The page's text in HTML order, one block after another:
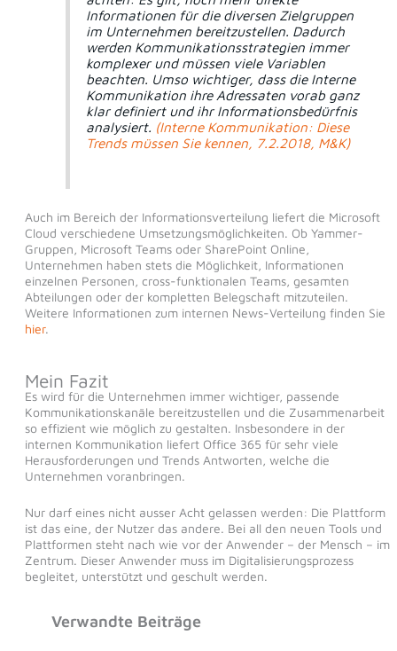
Informationen für die diversen Zielgruppen
im Unternehmen bereitzustellen. Dadurch
werden Kommunikationsstrategien immer
komplexer und müssen viele Variablen
beachten. Umso wichtiger, dass die Interne
Kommunikation ihre Adressaten vorab ganz
klar definiert und ihr Informationsbedürfnis
analysiert. (Interne Kommunikation: Diese
Trends müssen Sie kennen, 7.2.2018, M&K)
Auch im Bereich der Informationsverteilung liefert die Microsoft
Cloud verschiedene Umsetzungsmöglichkeiten. Ob Yammer-
Gruppen, Microsoft Teams oder SharePoint Online,
Unternehmen haben stets die Möglichkeit, Informationen
einzelnen Personen, cross-funktionalen Teams, gesamten
Abteilungen oder der kompletten Belegschaft mitzuteilen.
Weitere Informationen zum internen News-Verteilung finden Sie
hier.
Mein Fazit
Es wird für die Unternehmen immer wichtiger, passende
Kommunikationskanäle bereitzustellen und die Zusammenarbeit
so effizient wie möglich zu gestalten. Insbesondere in der
internen Kommunikation liefert Office 365 für sehr viele
Herausforderungen und Trends Antworten, welche die
Unternehmen voranbringen.
Nur darf eines nicht ausser Acht gelassen werden: Die Plattform
ist das eine, der Nutzer das andere. Bei all den neuen Tools und
Plattformen steht nach wie vor der Anwender – der Mensch – im
Zentrum. Dieser Anwender muss im Digitalisierungsprozess
begleitet, unterstützt und geschult werden.
Verwandte Beiträge